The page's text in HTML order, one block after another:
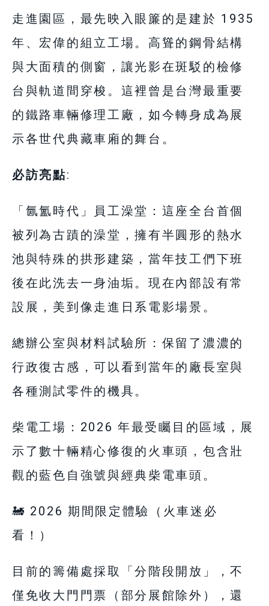
走進園區，最先映入眼簾的是建於 1935
年、宏偉的組立工場。高聳的鋼骨結構
與大面積的側窗，讓光影在斑駁的檢修
台與軌道間穿梭。這裡曾是台灣最重要
的鐵路車輛修理工廠，如今轉身成為展
示各世代典藏車廂的舞台。
必訪亮點:
「氤氳時代」員工澡堂：這座全台首個
被列為古蹟的澡堂，擁有半圓形的熱水
池與特殊的拱形建築，當年技工們下班
後在此洗去一身油垢。現在內部設有常
設展，美到像走進日系電影場景。
總辦公室與材料試驗所：保留了濃濃的
行政復古感，可以看到當年的廠長室與
各種測試零件的機具。
柴電工場：2026 年最受矚目的區域，展
示了數十輛精心修復的火車頭，包含壯
觀的藍色自強號與經典柴電車頭。
🚂 2026 期間限定體驗（火車迷必
看！）
目前的籌備處採取「分階段開放」，不
僅免收大門門票（部分展館除外），還